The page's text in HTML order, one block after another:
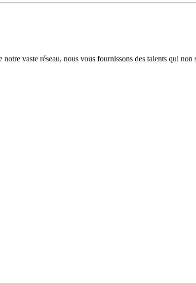
vaste réseau, nous vous fournissons des talents qui non